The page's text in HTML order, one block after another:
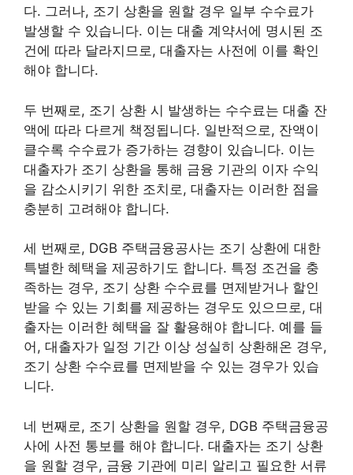
다. 그러나, 조기 상환을 원할 경우 일부 수수료가
발생할 수 있습니다. 이는 대출 계약서에 명시된 조
건에 따라 달라지므로, 대출자는 사전에 이를 확인
해야 합니다.
두 번째로, 조기 상환 시 발생하는 수수료는 대출 잔
액에 따라 다르게 책정됩니다. 일반적으로, 잔액이
클수록 수수료가 증가하는 경향이 있습니다. 이는
대출자가 조기 상환을 통해 금융 기관의 이자 수익
을 감소시키기 위한 조치로, 대출자는 이러한 점을
충분히 고려해야 합니다.
세 번째로, DGB 주택금융공사는 조기 상환에 대한
특별한 혜택을 제공하기도 합니다. 특정 조건을 충
족하는 경우, 조기 상환 수수료를 면제받거나 할인
받을 수 있는 기회를 제공하는 경우도 있으므로, 대
출자는 이러한 혜택을 잘 활용해야 합니다. 예를 들
어, 대출자가 일정 기간 이상 성실히 상환해온 경우,
조기 상환 수수료를 면제받을 수 있는 경우가 있습
니다.
네 번째로, 조기 상환을 원할 경우, DGB 주택금융공
사에 사전 통보를 해야 합니다. 대출자는 조기 상환
을 원할 경우, 금융 기관에 미리 알리고 필요한 서류